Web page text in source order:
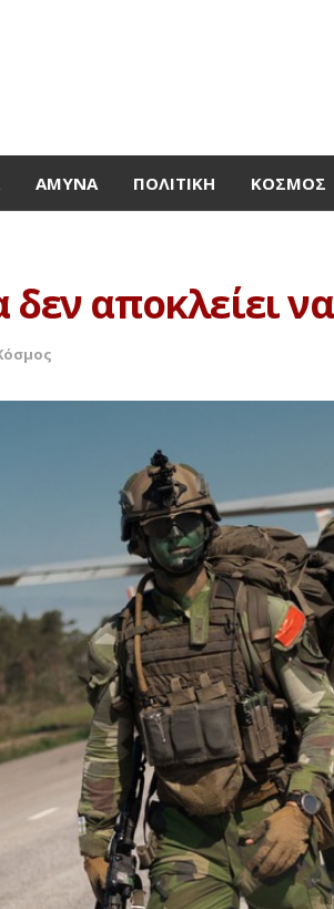
ΆΜΥΝΑ ΠΟΛΙΤΙΚΉ ΚΌΣΜΟΣ
δεν αποκλείει